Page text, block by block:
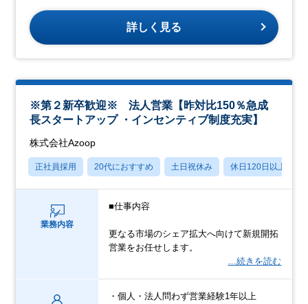
詳しく見る
※第２新卒歓迎※ 法人営業【昨対比150％急成
長スタートアップ ・インセンティブ制度充実】
株式会社Azoop
正社員採用 20代におすすめ 土日祝休み 休日120日以上
業務内容
■仕事内容
更なる市場のシェア拡大へ向けて新規開拓
営業をお任せします。
…続きを読む
・個人・法人問わず営業経験1年以上